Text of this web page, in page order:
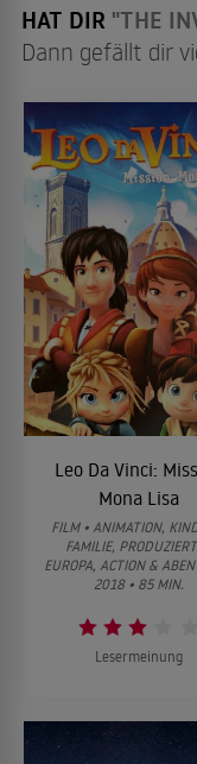
HAT DIR "THE
Dann gefällt dir
Leo Da Vinci:
Mona Lisa
FILM • ANIMATION,
FAMILIE,
EUROPA, ACTION &
2018 • 85 MIN.
Lesermeinung